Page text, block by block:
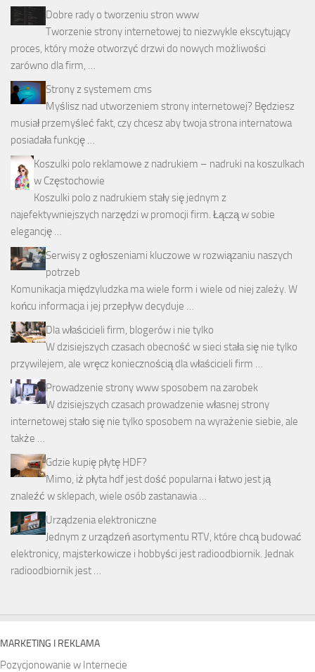
Dobre rady o tworzeniu stron www
Tworzenie strony internetowej to niezwykle ekscytujący
proces, który może otworzyć drzwi do nowych możliwości
zarówno dla firm, …
Strony z systemem cms
Myślisz nad utworzeniem strony internetowej? Będziesz
musiał przemyśleć fakt, czy chcesz aby twoja strona internatowa
posiadała funkcję …
Koszulki polo reklamowe z nadrukiem – nadruki na koszulkach
w Częstochowie
Koszulki polo z nadrukiem stały się jednym z
najefektywniejszych narzędzi w promocji firm. Łączą w sobie
elegancję …
Serwisy z ogłoszeniami kluczowe w rozwiązaniu naszych
potrzeb
Komunikacja międzyludzka ma wiele form i wiele od niej zależy. W
końcu informacja i jej przepływ decyduje …
Dla właścicieli firm, blogerów i nie tylko
W dzisiejszych czasach obecność w sieci stała się nie tylko
przywilejem, ale wręcz koniecznością dla właścicieli firm …
Prowadzenie strony www sposobem na zarobek
W dzisiejszych czasach prowadzenie własnej strony
internetowej stało się nie tylko sposobem na wyrażenie siebie, ale
także …
Gdzie kupię płytę HDF?
Mimo, iż płyta hdf jest dość popularna i łatwo jest ją
znaleźć w sklepach, wiele osób zastanawia …
Urządzenia elektroniczne
Jednym z urządzeń asortymentu RTV, które chcą budować
elektronicy, majsterkowicze i hobbyści jest radioodbiornik. Jednak
radioodbiornik jest …
MARKETING I REKLAMA
Pozycjonowanie w Internecie